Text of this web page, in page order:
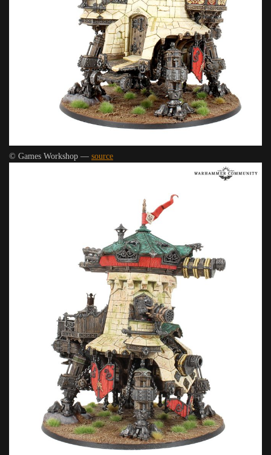
© Games Workshop — source